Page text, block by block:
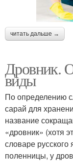
читать дальше →
Дровник.
виды
По определению
сарай для
название
«дровник» (хотя
словаре
поленницы, у